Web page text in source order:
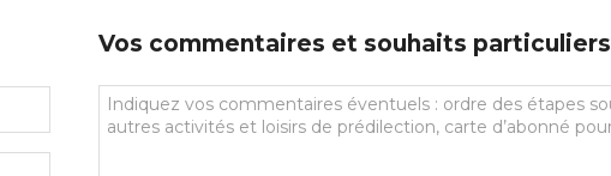
Vos commentaires et souhaits particuliers
Vos
commentaires